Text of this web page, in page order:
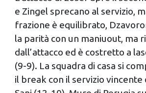
dalla Dichiarazione sui cookie.
Utilizziamo i cookie per
annunci, per fornire funzionalità dei
analizzare il nostro traffico.
informazioni sul modo in cui utilizzi il
nostri partner che si occupano di
e Zingel sprecano al servizio,
frazione è equilibrato,
la parità con un maniuout, ma
dall’attacco ed è costretto a
(9-9). La squadra di casa si
il break con il servizio vincente